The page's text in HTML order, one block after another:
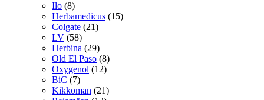
Ilo (8)
Herbamedicus (15)
Colgate (21)
LV (58)
Herbina (29)
Old El Paso (8)
Oxygenol (12)
BiC (7)
Kikkoman (21)